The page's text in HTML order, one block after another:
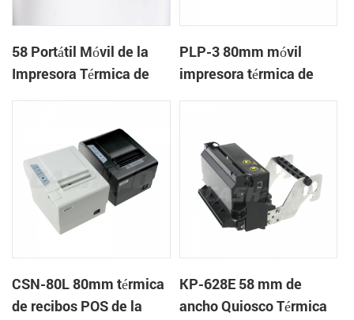
58 Portátil Móvil de la
Impresora Térmica de
PLP-3 80mm móvil
impresora térmica de
CSN-80L 80mm térmica
de recibos POS de la
KP-628E 58 mm de
ancho Quiosco Térmica